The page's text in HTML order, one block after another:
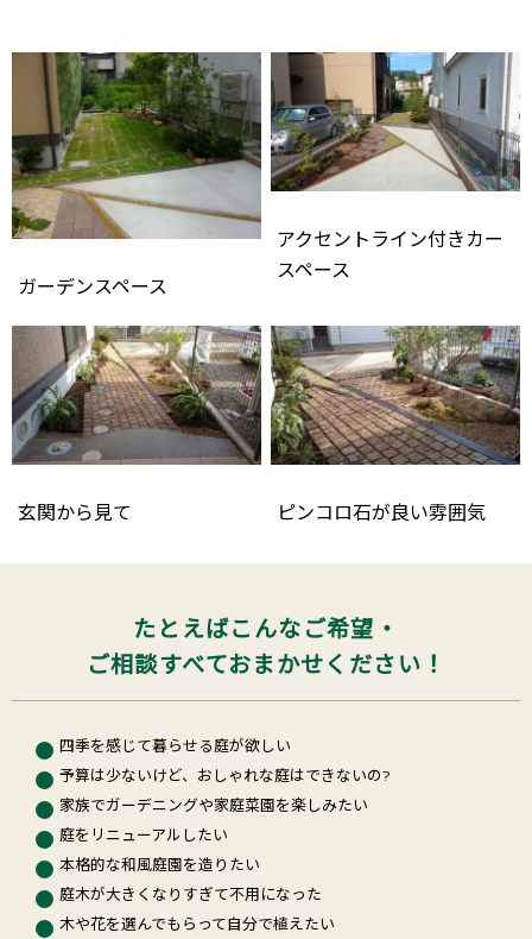
ガーデンスペース
アクセントライン付きカー
スペース
玄関から見て ピンコロ石が良い雰囲気
たとえばこんなご希望・
ご相談すべておまかせください！
四季を感じて暮らせる庭が欲しい
予算は少ないけど、おしゃれな庭はできないの?
家族でガーデニングや家庭菜園を楽しみたい
庭をリニューアルしたい
本格的な和風庭園を造りたい
庭木が大きくなりすぎて不用になった
木や花を選んでもらって自分で植えたい